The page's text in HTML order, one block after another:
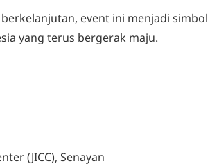
event ini menjadi simbol
yang terus bergerak maju.
(JICC), Senayan